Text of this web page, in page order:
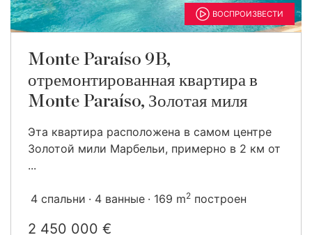
ВОСПРОИЗВЕСТИ
Monte Paraíso 9B,
отремонтированная квартира в
Monte Paraíso, Золотая миля
Эта квартира расположена в самом центре
Золотой мили Марбельи, примерно в 2 км от
...
4 спальни 4 ванные 169 m2 построен
2 450 000 €